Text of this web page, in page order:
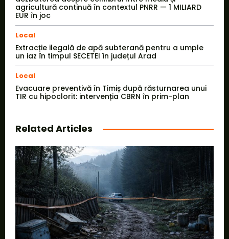
agricultură continuă în contextul PNRR — 1 MILIARD
EUR în joc
Local
Extracție ilegală de apă subterană pentru a umple
un iaz în timpul SECETEI în județul Arad
Local
Evacuare preventivă în Timiș după răsturnarea unui
TIR cu hipoclorit: intervenția CBRN în prim-plan
Related Articles